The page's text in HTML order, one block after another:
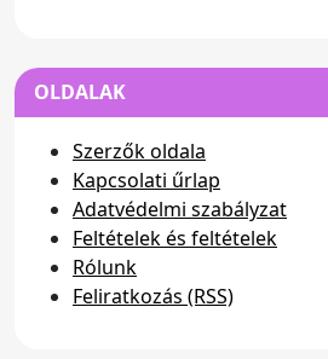
OLDALAK
Szerzők oldala
Kapcsolati űrlap
Adatvédelmi szabályzat
Feltételek és feltételek
Rólunk
Feliratkozás (RSS)